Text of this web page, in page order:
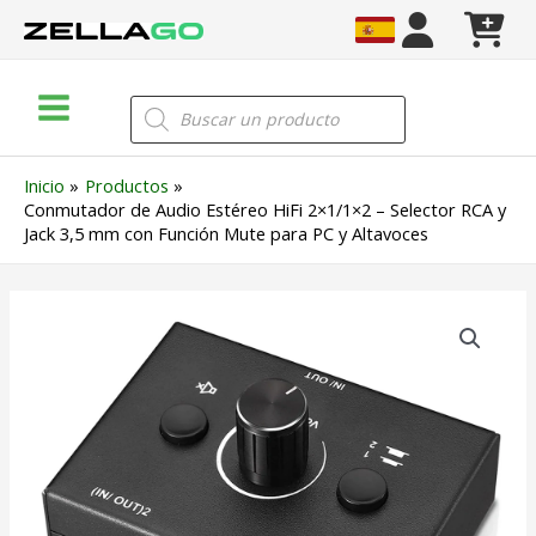
Menu
Búsqueda
de
productos
Inicio
Productos
Conmutador de Audio Estéreo HiFi 2×1/1×2 – Selector RCA y
Jack 3,5 mm con Función Mute para PC y Altavoces
2x1/1x2
Selector